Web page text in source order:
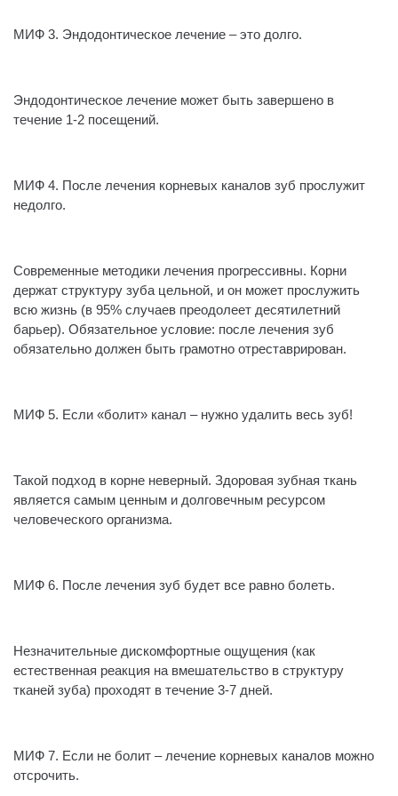
МИФ 3. Эндодонтическое лечение – это долго.
Эндодонтическое лечение может быть завершено в
течение 1-2 посещений.
МИФ 4. После лечения корневых каналов зуб прослужит
недолго.
Современные методики лечения прогрессивны. Корни
держат структуру зуба цельной, и он может прослужить
всю жизнь (в 95% случаев преодолеет десятилетний
барьер). Обязательное условие: после лечения зуб
обязательно должен быть грамотно отреставрирован.
МИФ 5. Если «болит» канал – нужно удалить весь зуб!
Такой подход в корне неверный. Здоровая зубная ткань
является самым ценным и долговечным ресурсом
человеческого организма.
МИФ 6. После лечения зуб будет все равно болеть.
Незначительные дискомфортные ощущения (как
естественная реакция на вмешательство в структуру
тканей зуба) проходят в течение 3-7 дней.
МИФ 7. Если не болит – лечение корневых каналов можно
отсрочить.